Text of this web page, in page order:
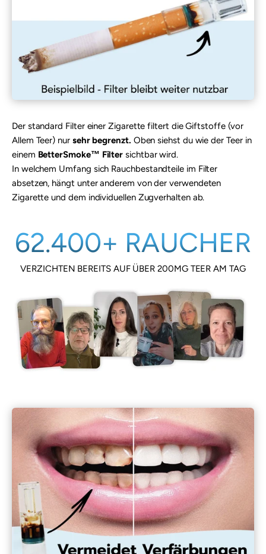
Der standard Filter einer Zigarette filtert die Giftstoffe (vor
Allem Teer) nur sehr begrenzt. Oben siehst du wie der Teer in
einem BetterSmoke™ Filter sichtbar wird.
In welchem Umfang sich Rauchbestandteile im Filter
absetzen, hängt unter anderem von der verwendeten
Zigarette und dem individuellen Zugverhalten ab.
62.400+ RAUCHER
VERZICHTEN BEREITS AUF ÜBER 200MG TEER AM TAG